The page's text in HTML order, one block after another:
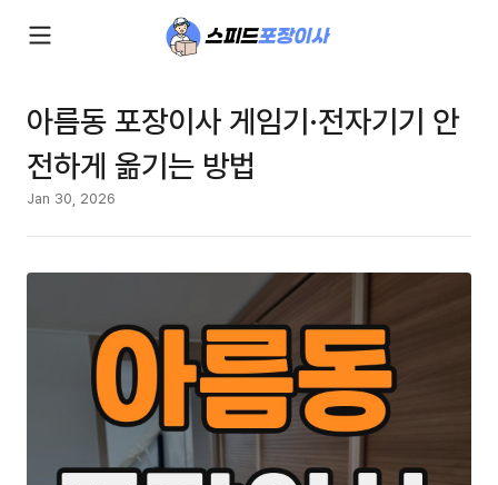
아름동 포장이사 게임기·전자기기 안
전하게 옮기는 방법
Jan 30, 2026